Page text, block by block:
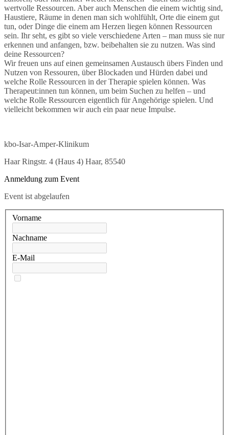
wertvolle Ressourcen. Aber auch Menschen die einem wichtig sind,
Haustiere, Räume in denen man sich wohlfühlt, Orte die einem gut
tun, oder Dinge die einem am Herzen liegen können Ressourcen
sein. Ihr seht, es gibt so viele verschiedene Arten – man muss sie nur
erkennen und anfangen, bzw. beibehalten sie zu nutzen. Was sind
deine Ressourcen?
Wir freuen uns auf einen gemeinsamen Austausch übers Finden und
Nutzen von Ressouren, über Blockaden und Hürden dabei und
welche Rolle Ressourcen in der Therapie spielen können. Was
Therapeut:innen tun können, um beim Suchen zu helfen – und
welche Rolle Ressourcen eigentlich für Angehörige spielen. Und
vielleicht bekommen wir auch ein paar neue Impulse.
kbo-Isar-Amper-Klinikum
Haar Ringstr. 4 (Haus 4) Haar, 85540
Anmeldung zum Event
Event ist abgelaufen
Vorname
Nachname
E-Mail